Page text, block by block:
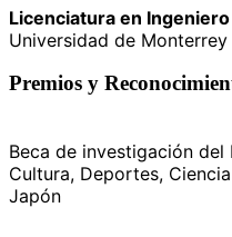
Licenciatura en
Universidad de Monterrey
Premios y
Beca de investigación
Cultura, Deportes,
Japón